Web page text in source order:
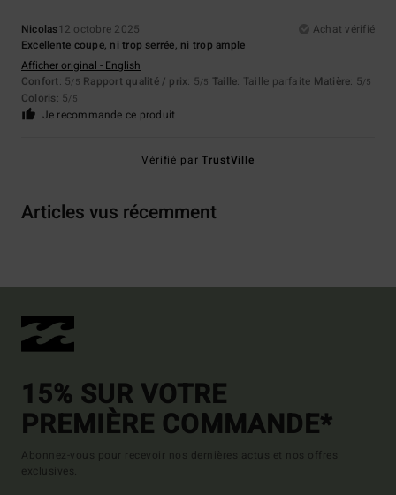
Nicolas12 octobre 2025
Achat vérifié
Excellente coupe, ni trop serrée, ni trop ample
Afficher original - English
Confort: 5/5 Rapport qualité / prix: 5/5 Taille: Taille parfaite Matière: 5/5
Coloris: 5/5
Je recommande ce produit
Vérifié parTrustVille
Articles vus récemment
15% SUR VOTRE
PREMIÈRE COMMANDE*
Abonnez-vous pour recevoir nos dernières actus et nos offres
exclusives.